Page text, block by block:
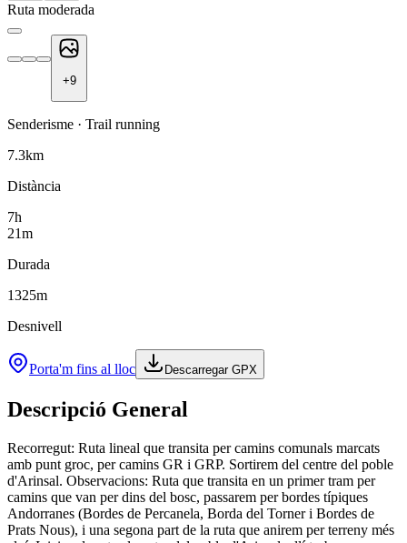
Ruta moderada
+9
Senderisme · Trail running
7.3km
Distància
7h
21m
Durada
1325m
Desnivell
Porta'm fins al lloc Descarregar GPX
Descripció General
Recorregut: Ruta lineal que transita per camins comunals marcats
amb punt groc, per camins GR i GRP. Sortirem del centre del poble
d'Arinsal. Observacions: Ruta que transita en un primer tram per
camins que van per dins del bosc, passarem per bordes típiques
Andorranes (Bordes de Percanela, Borda del Torner i Bordes de
Prats Nous), i una segona part de la ruta que anirem per terreny més